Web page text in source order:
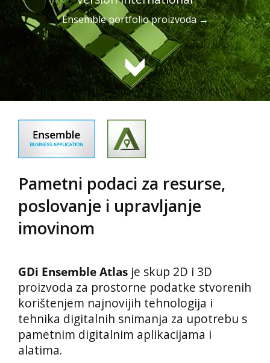
Ensemble portfolio proizvoda →
Pametni podaci za resurse,
poslovanje i upravljanje
imovinom
GDi Ensemble Atlas je skup 2D i 3D
proizvoda za prostorne podatke stvorenih
korištenjem najnovijih tehnologija i
tehnika digitalnih snimanja za upotrebu s
pametnim digitalnim aplikacijama i
alatima.